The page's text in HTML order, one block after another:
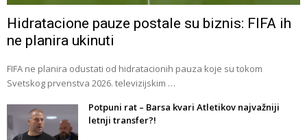
Hidratacione pauze postale su biznis: FIFA ih
ne planira ukinuti
FIFA ne planira odustati od hidratacionih pauza koje su tokom
Svetskog prvenstva 2026. televizijskim …
Potpuni rat – Barsa kvari Atletikov najvažniji
letnji transfer?!